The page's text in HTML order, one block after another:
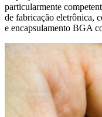
particularmente
de fabricação eletrônica,
e encapsulamento BGA